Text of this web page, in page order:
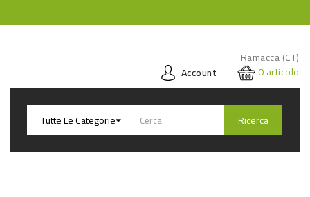
Ramacca (CT)
Account
0articolo
Ricerca